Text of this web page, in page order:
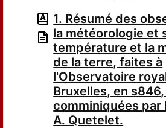
1. Résumé des
la météorologie et
température et la
de la terre, faites à
l'Observatoire
Bruxelles, en
comminiquées par
A. Quetelet.